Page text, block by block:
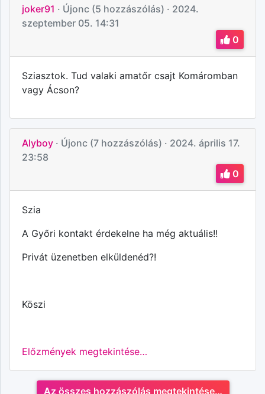
joker91 · Újonc (5 hozzászólás) · 2024.
szeptember 05. 14:31
0
Sziasztok. Tud valaki amatőr csajt Komáromban
vagy Ácson?
Alyboy · Újonc (7 hozzászólás) · 2024. április 17.
23:58
0
Szia
A Győri kontakt érdekelne ha még aktuális!!
Privát üzenetben elküldenéd?!
Köszi
Előzmények megtekintése…
Az összes hozzászólás megtekintése…